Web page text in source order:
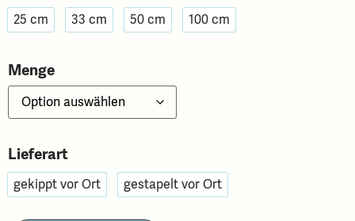
25 cm 33 cm 50 cm 100 cm
Menge
Lieferart
gekippt vor Ort gestapelt vor Ort